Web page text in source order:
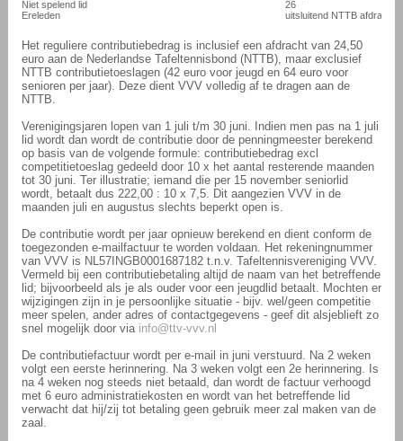
Niet spelend lid
26
Ereleden
uitsluitend NTTB
Het reguliere contributiebedrag is inclusief een afdracht van 24,50
euro aan de Nederlandse Tafeltennisbond (NTTB), maar exclusief
NTTB contributietoeslagen (42 euro voor jeugd en 64 euro voor
senioren per jaar). Deze dient VVV volledig af te dragen aan de
NTTB.
Verenigingsjaren lopen van 1 juli t/m 30 juni. Indien men pas na 1 juli
lid wordt dan wordt de contributie door de penningmeester berekend
op basis van de volgende formule: contributiebedrag excl
competitietoeslag gedeeld door 10 x het aantal resterende maanden
tot 30 juni. Ter illustratie; iemand die per 15 november seniorlid
wordt, betaalt dus 222,00 : 10 x 7,5. Dit aangezien VVV in de
maanden juli en augustus slechts beperkt open is.
De contributie wordt per jaar opnieuw berekend en dient conform de
toegezonden e-mailfactuur te worden voldaan. Het rekeningnummer
van VVV is NL57INGB0001687182 t.n.v. Tafeltennisvereniging VVV.
Vermeld bij een contributiebetaling altijd de naam van het betreffende
lid; bijvoorbeeld als je als ouder voor een jeugdlid betaalt. Mochten er
wijzigingen zijn in je persoonlijke situatie - bijv. wel/geen competitie
meer spelen, ander adres of contactgegevens - geef dit alsjeblieft zo
snel mogelijk door via info@ttv-vvv.nl
De contributiefactuur wordt per e-mail in juni verstuurd. Na 2 weken
volgt een eerste herinnering. Na 3 weken volgt een 2e herinnering. Is
na 4 weken nog steeds niet betaald, dan wordt de factuur verhoogd
met 6 euro administratiekosten en wordt van het betreffende lid
verwacht dat hij/zij tot betaling geen gebruik meer zal maken van de
zaal.